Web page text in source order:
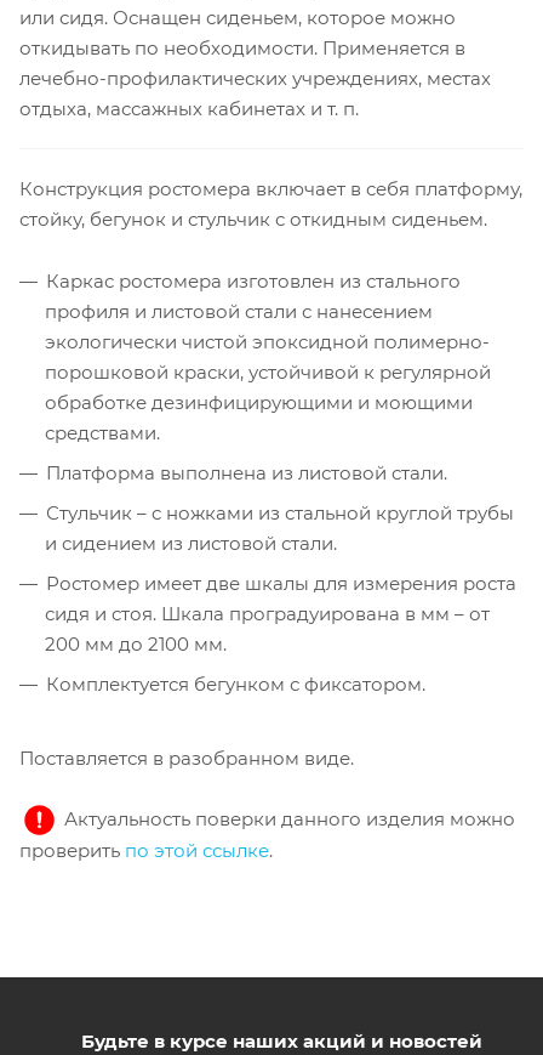
или сидя. Оснащен сиденьем, которое можно
откидывать по необходимости. Применяется в
лечебно-профилактических учреждениях, местах
отдыха, массажных кабинетах и т. п.
Конструкция ростомера включает в себя платформу,
стойку, бегунок и стульчик с откидным сиденьем.
Каркас ростомера изготовлен из стального
профиля и листовой стали с нанесением
экологически чистой эпоксидной полимерно-
порошковой краски, устойчивой к регулярной
обработке дезинфицирующими и моющими
средствами.
Платформа выполнена из листовой стали.
Стульчик – с ножками из стальной круглой трубы
и сидением из листовой стали.
Ростомер имеет две шкалы для измерения роста
сидя и стоя. Шкала проградуирована в мм – от
200 мм до 2100 мм.
Комплектуется бегунком с фиксатором.
Поставляется в разобранном виде.
Актуальность поверки данного изделия можно
проверить по этой ссылке.
Будьте в курсе наших акций и новостей